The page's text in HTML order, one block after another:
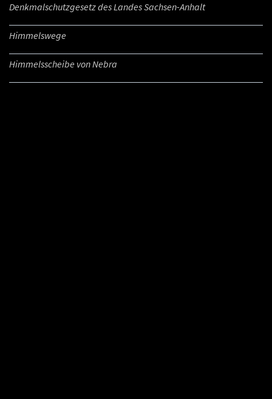
Denkmalschutzgesetz des Landes Sachsen-Anhalt
Himmelswege
Himmelsscheibe von Nebra